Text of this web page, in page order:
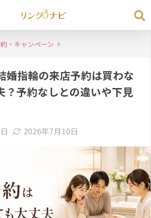
・キャンペーン
婚指輪の来店予約は買わな
？予約なしとの違いや下見
2026年7月10日